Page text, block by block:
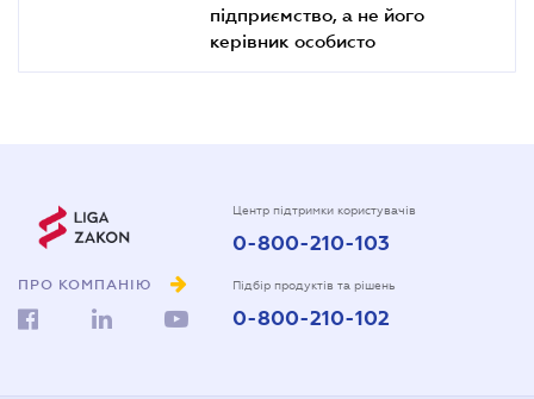
підприємство, а не його
керівник особисто
ПРО КОМПАНІЮ
Центр підтримки користувачів
0-800-210-103
Підбір продуктів та рішень
0-800-210-102